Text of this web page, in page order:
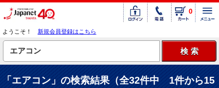
0
ようこそ！ 新規会員登録はこちら
「エアコン」の検索結果（全32件中 1件から15